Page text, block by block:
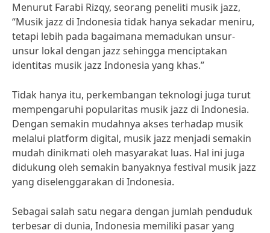
Menurut Farabi Rizqy, seorang peneliti musik jazz,
“Musik jazz di Indonesia tidak hanya sekadar meniru,
tetapi lebih pada bagaimana memadukan unsur-
unsur lokal dengan jazz sehingga menciptakan
identitas musik jazz Indonesia yang khas.”
Tidak hanya itu, perkembangan teknologi juga turut
mempengaruhi popularitas musik jazz di Indonesia.
Dengan semakin mudahnya akses terhadap musik
melalui platform digital, musik jazz menjadi semakin
mudah dinikmati oleh masyarakat luas. Hal ini juga
didukung oleh semakin banyaknya festival musik jazz
yang diselenggarakan di Indonesia.
Sebagai salah satu negara dengan jumlah penduduk
terbesar di dunia, Indonesia memiliki pasar yang